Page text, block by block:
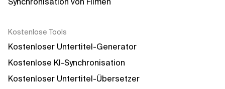
Kostenlose Tools
Kostenloser Untertitel-Generator
Kostenlose KI-Synchronisation
Kostenloser Untertitel-Übersetzer